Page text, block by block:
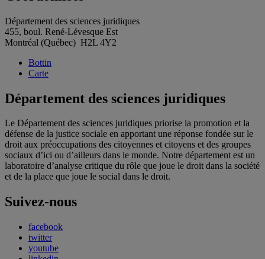
Département des sciences juridiques
455, boul. René-Lévesque Est
Montréal (Québec) H2L 4Y2
Bottin
Carte
Département des sciences juridiques
Le Département des sciences juridiques priorise la promotion et la
défense de la justice sociale en apportant une réponse fondée sur le
droit aux préoccupations des citoyennes et citoyens et des groupes
sociaux d’ici ou d’ailleurs dans le monde. Notre département est un
laboratoire d’analyse critique du rôle que joue le droit dans la société
et de la place que joue le social dans le droit.
Suivez-nous
facebook
twitter
youtube